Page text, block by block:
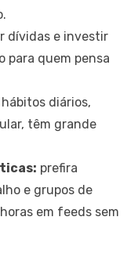
dívidas e investir
para quem pensa
diários,
têm grande
prefira
e grupos de
em feeds sem